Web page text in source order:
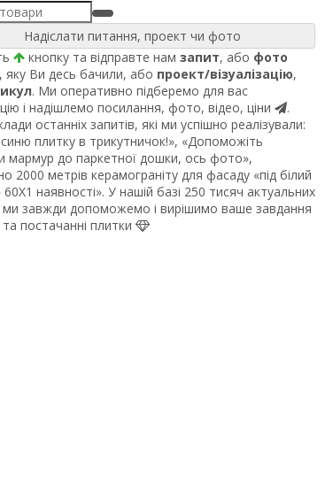
Надіслати питання, проект чи фото
кнопку та відправте нам запит, або фото
, яку Ви десь бачили, або проект/візуалізацію,
. Ми оперативно підберемо для вас
і надішлемо посилання, фото, відео, ціни
.
останніх запитів, які ми успішно реалізували:
плитку в трикутничок!», «Допоможіть
мармур до паркетної дошки, ось фото»,
2000 метрів керамограніту для фасаду «під білий
наявності». У нашій базі 250 тисяч актуальних
ми завжди допоможемо і вирішимо ваше завдання
постачанні плитки